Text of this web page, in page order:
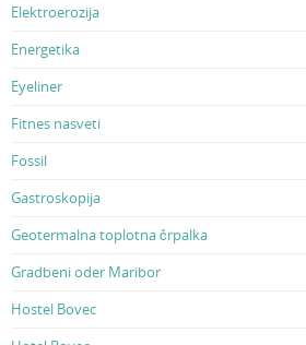
Elektroerozija
Energetika
Eyeliner
Fitnes nasveti
Fossil
Gastroskopija
Geotermalna toplotna črpalka
Gradbeni oder Maribor
Hostel Bovec